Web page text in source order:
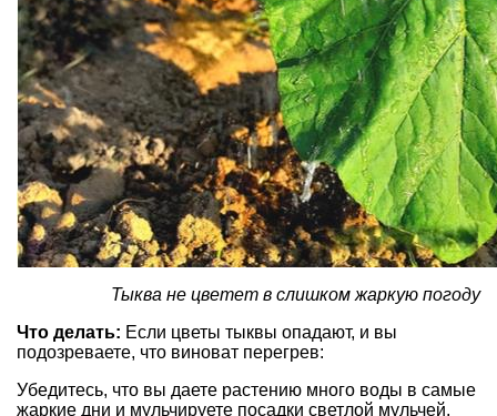
Тыква не цветет в слишком жаркую погоду
Что делать: Если цветы тыквы опадают, и вы
подозреваете, что виноват перегрев:
Убедитесь, что вы даете растению много воды в самые
жаркие дни и мульчируете посадки светлой мульчей,